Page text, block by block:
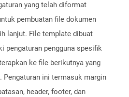
yang telah diformat
pembuatan file dokumen
lanjut. File template dibuat
pengaturan pengguna spesifik
ke file berikutnya yang
Pengaturan ini termasuk margin
header, footer, dan